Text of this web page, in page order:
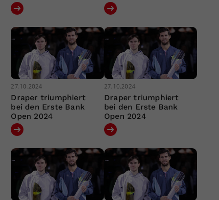
27.10.2024
Draper triumphiert
bei den Erste Bank
Open 2024
27.10.2024
Draper triumphiert
bei den Erste Bank
Open 2024